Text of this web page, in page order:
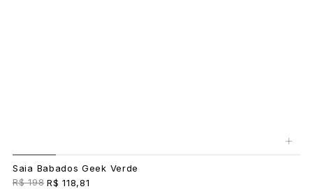
+
Saia Babados Geek Verde
R$ 198 R$ 118,81